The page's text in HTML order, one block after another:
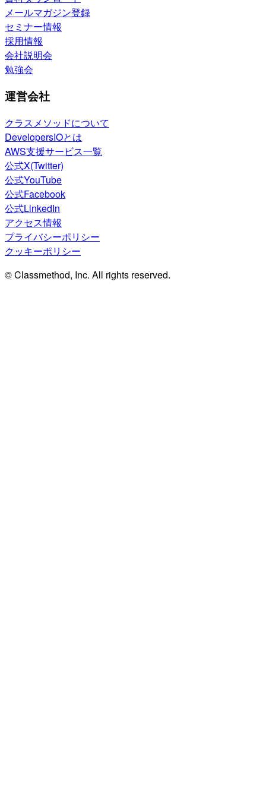
メールマガジン登録
セミナー情報
採用情報
会社説明会
勉強会
運営会社
クラスメソッドについて
DevelopersIOとは
AWS支援サービス一覧
公式X(Twitter)
公式YouTube
公式Facebook
公式LinkedIn
アクセス情報
プライバシーポリシー
クッキーポリシー
© Classmethod, Inc. All rights reserved.